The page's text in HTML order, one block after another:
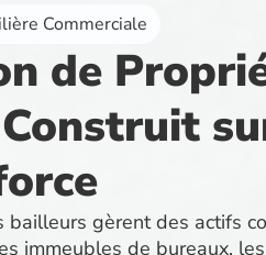
Commerciale
de
gèrent des actifs
immeubles de bureaux,